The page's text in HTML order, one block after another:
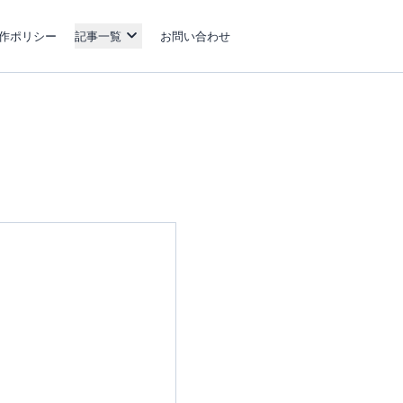
ポリシー 記事一覧 お問い合わせ